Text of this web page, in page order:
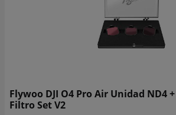
Flywoo DJI O4 Pro Air Unidad ND4
Filtro Set V2